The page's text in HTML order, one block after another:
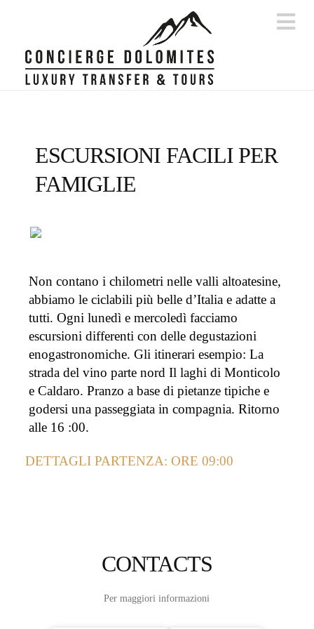
ESCURSIONI FACILI PER
FAMIGLIE
Non contano i chilometri nelle valli altoatesine,
abbiamo le ciclabili più belle d’Italia e adatte a
tutti. Ogni lunedì e mercoledì facciamo
escursioni differenti con delle degustazioni
enogastronomiche. Gli itinerari esempio: La
strada del vino parte nord Il laghi di Monticolo
e Caldaro. Pranzo a base di pietanze tipiche e
godersi una passeggiata in compagnia. Ritorno
alle 16 :00.
DETTAGLI PARTENZA: ORE 09:00
CONTACTS
Per maggiori informazioni